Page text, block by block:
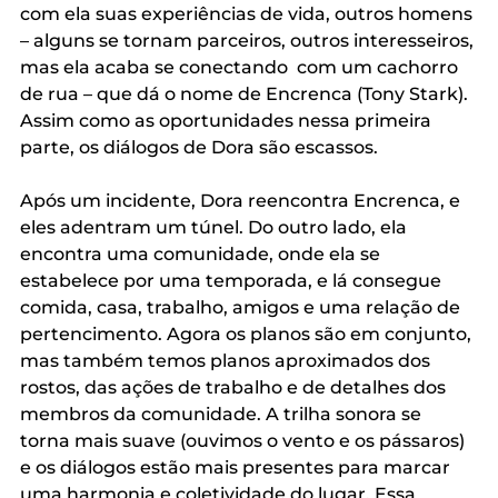
com ela suas experiências de vida, outros homens
– alguns se tornam parceiros, outros interesseiros,
mas ela acaba se conectando  com um cachorro
de rua – que dá o nome de Encrenca (Tony Stark).
Assim como as oportunidades nessa primeira
parte, os diálogos de Dora são escassos.
Após um incidente, Dora reencontra Encrenca, e
eles adentram um túnel. Do outro lado, ela
encontra uma comunidade, onde ela se
estabelece por uma temporada, e lá consegue
comida, casa, trabalho, amigos e uma relação de
pertencimento. Agora os planos são em conjunto,
mas também temos planos aproximados dos
rostos, das ações de trabalho e de detalhes dos
membros da comunidade. A trilha sonora se
torna mais suave (ouvimos o vento e os pássaros)
e os diálogos estão mais presentes para marcar